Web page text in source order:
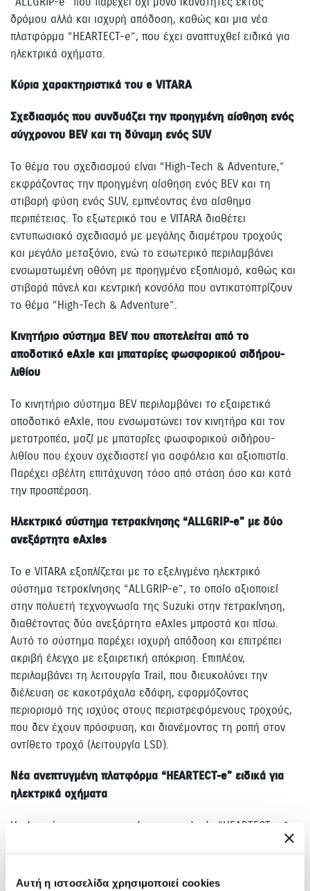
Αυτή η ιστοσελίδα χρησιμοποιεί cookies
δρόμου αλλά και ισχυρή απόδοση, καθώς και μια νέα
πλατφόρμα “HEARTECT-e”, που έχει αναπτυχθεί ειδικά για
ηλεκτρικά οχήματα.
Κύρια χαρακτηριστικά του e VITARA
Σχεδιασμός που συνδυάζει την προηγμένη αίσθηση ενός
σύγχρονου BEV και τη δύναμη ενός SUV
Το θέμα του σχεδιασμού είναι “High-Tech & Adventure,”
εκφράζοντας την προηγμένη αίσθηση ενός BEV και τη
στιβαρή φύση ενός SUV, εμπνέοντας ένα αίσθημα
περιπέτειας. Το εξωτερικό του e VITARA διαθέτει
εντυπωσιακό σχεδιασμό με μεγάλης διαμέτρου τροχούς
και μεγάλο μεταξόνιο, ενώ το εσωτερικό περιλαμβάνει
ενσωματωμένη οθόνη με προηγμένο εξοπλισμό, καθώς και
στιβαρά πάνελ και κεντρική κονσόλα που αντικατοπτρίζουν
το θέμα “High-Tech & Adventure”.
Κινητήριο σύστημα BEV που αποτελείται από το
αποδοτικό eAxle και μπαταρίες φωσφορικού σιδήρου-
λιθίου
Το κινητήριο σύστημα BEV περιλαμβάνει το εξαιρετικά
αποδοτικό eAxle, που ενσωματώνει τον κινητήρα και τον
μετατροπέα, μαζί με μπαταρίες φωσφορικού σιδήρου-
λιθίου που έχουν σχεδιαστεί για ασφάλεια και αξιοπιστία.
Παρέχει σβέλτη επιτάχυνση τόσο από στάση όσο και κατά
την προσπέραση.
Ηλεκτρικό σύστημα τετρακίνησης “ALLGRIP-e” με δύο
ανεξάρτητα eAxles
Το e VITARA εξοπλίζεται με το εξελιγμένο ηλεκτρικό
σύστημα τετρακίνησης “ALLGRIP-e”, το οποίο αξιοποιεί
στην πολυετή τεχνογνωσία της Suzuki στην τετρακίνηση,
διαθέτοντας δύο ανεξάρτητα eAxles μπροστά και πίσω.
Αυτό το σύστημα παρέχει ισχυρή απόδοση και επιτρέπει
ακριβή έλεγχο με εξαιρετική απόκριση. Επιπλέον,
περιλαμβάνει τη λειτουργία Trail, που διευκολύνει την
διέλευση σε κακοτράχαλα εδάφη, εφαρμόζοντας
περιορισμό της ισχύος στους περιστρεφόμενους τροχούς,
που δεν έχουν πρόσφυση, και διανέμοντας τη ροπή στον
αντίθετο τροχό (λειτουργία LSD).
Νέα ανεπτυγμένη πλατφόρμα “HEARTECT-e” ειδικά για
ηλεκτρικά οχήματα
Η πλατφόρμα χρησιμοποιεί την τεχνολογία “HEARTECT-e,”
εξασφαλίζει μεγαλύτερο εσωτερικό χώρο. Το δάπεδο έχει